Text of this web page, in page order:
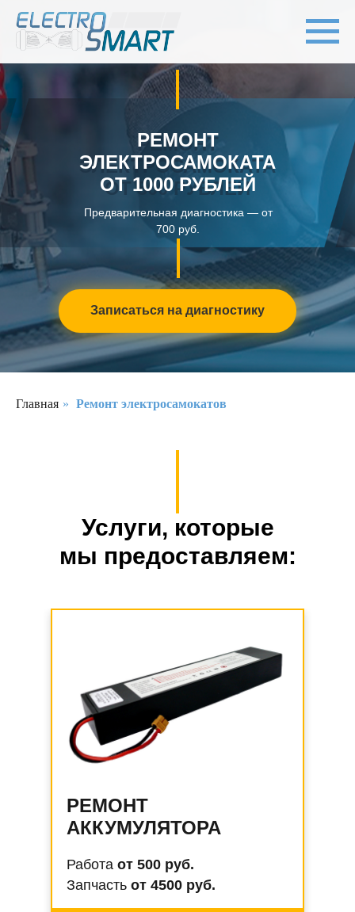
РЕМОНТ
ЭЛЕКТРОСАМОКАТА
ОТ 500 РУБЛЕЙ
РЕМОНТ
ЭЛЕКТРОСАМОКАТА
ОТ 1000 РУБЛЕЙ
Записаться на диагностику
Предварительная диагностика — от
700 руб.
Главная » Ремонт электросамокатов
Услуги, которые
мы предоставляем:
РЕМОНТ
АККУМУЛЯТОРА
Работа от 500 руб.
Запчасть от 4500 руб.